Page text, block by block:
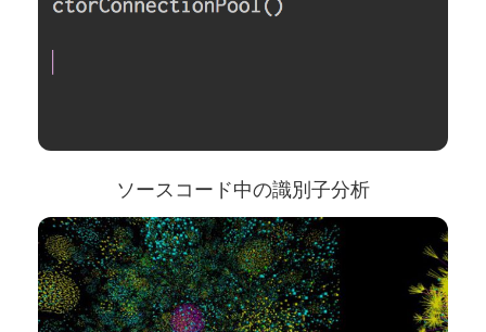
ソースコード中の識別子分析